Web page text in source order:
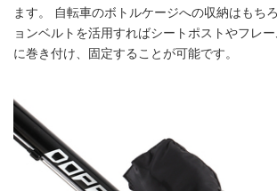
ます。 自転車のボトルケージへの収納はもち
ョンベルトを活用すればシートポストやフレ
に巻き付け、固定することが可能です。